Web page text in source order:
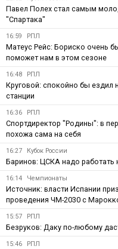
Павел Полех стал самым
"Спартака"
16:59 РПЛ
Матеус Рейс: Бориско очень
поможет нам в этом сезоне
16:48 РПЛ
Круговой: спокойно бы ездил
станции
16:36 РПЛ
Спортдиректор "Родины": в
похожа сама на себя
16:27 Кубок России
Баринов: ЦСКА надо работать
16:14 Чемпионаты
Источник: власти Испании
проведения ЧМ-2030 с
15:57 РПЛ
Безруков: Даку по-любому
15:46 РПЛ